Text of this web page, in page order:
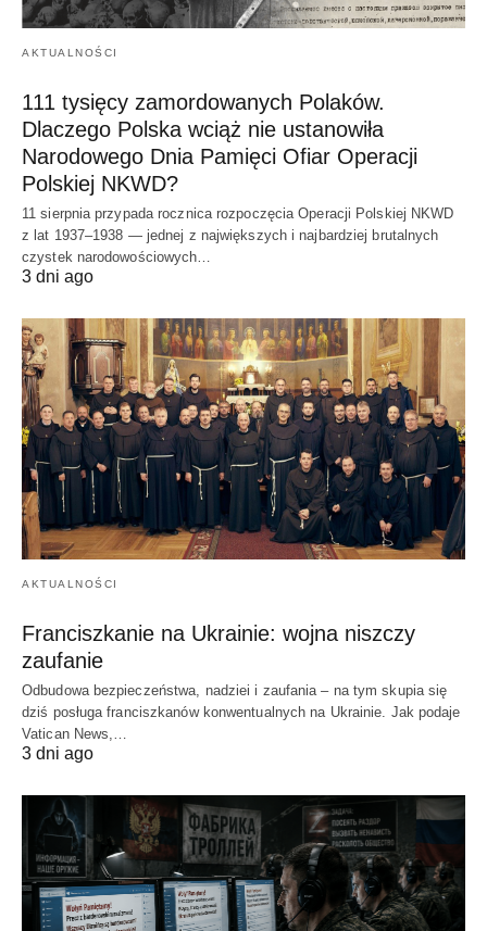
AKTUALNOŚCI
111 tysięcy zamordowanych Polaków.
Dlaczego Polska wciąż nie ustanowiła
Narodowego Dnia Pamięci Ofiar Operacji
Polskiej NKWD?
11 sierpnia przypada rocznica rozpoczęcia Operacji Polskiej NKWD
z lat 1937–1938 — jednej z największych i najbardziej brutalnych
czystek narodowościowych…
3 dni ago
AKTUALNOŚCI
Franciszkanie na Ukrainie: wojna niszczy
zaufanie
Odbudowa bezpieczeństwa, nadziei i zaufania – na tym skupia się
dziś posługa franciszkanów konwentualnych na Ukrainie. Jak podaje
Vatican News,…
3 dni ago